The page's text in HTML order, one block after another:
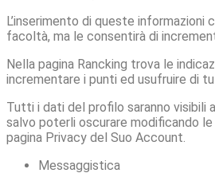
L’inserimento di queste informazioni
facoltà, ma le consentirà di
Nella pagina Rancking trova le
incrementare i punti ed usufruire di
Tutti i dati del profilo saranno visibili
salvo poterli oscurare modificando
pagina Privacy del Suo Account.
Messaggistica